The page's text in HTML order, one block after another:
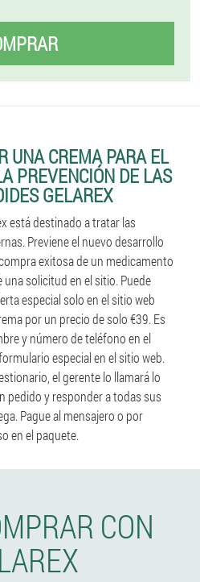
UNA CREMA PARA EL
PREVENCIÓN DE LAS
GELAREX
está destinado a tratar las
Previene el nuevo desarrollo
exitosa de un medicamento
solicitud en el sitio. Puede
especial solo en el sitio web
por un precio de solo €39. Es
y número de teléfono en el
especial en el sitio web.
el gerente lo llamará lo
pedido y responder a todas sus
Pague al mensajero o por
en el paquete.
CON